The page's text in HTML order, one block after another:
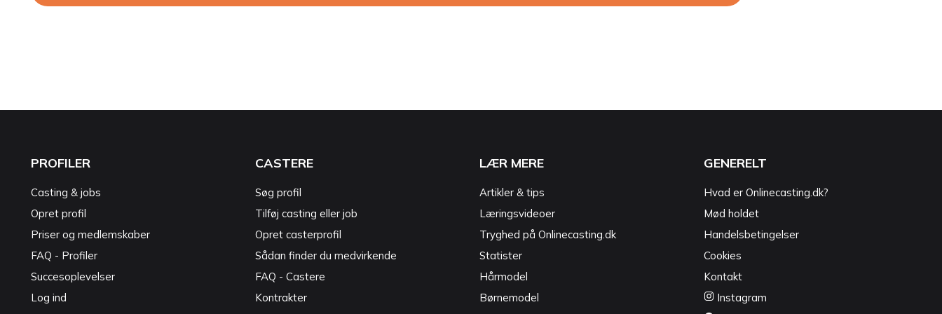
PROFILER
Casting & jobs
Opret profil
Priser og medlemskaber
FAQ - Profiler
Succesoplevelser
Log ind
CASTERE
Søg profil
Tilføj casting eller job
Opret casterprofil
Sådan finder du medvirkende
FAQ - Castere
Kontrakter
LÆR MERE
Artikler & tips
Læringsvideoer
Tryghed på Onlinecasting.dk
Statister
Hårmodel
Børnemodel
GENERELT
Hvad er Onlinecasting.dk?
Mød holdet
Handelsbetingelser
Cookies
Kontakt
Instagram